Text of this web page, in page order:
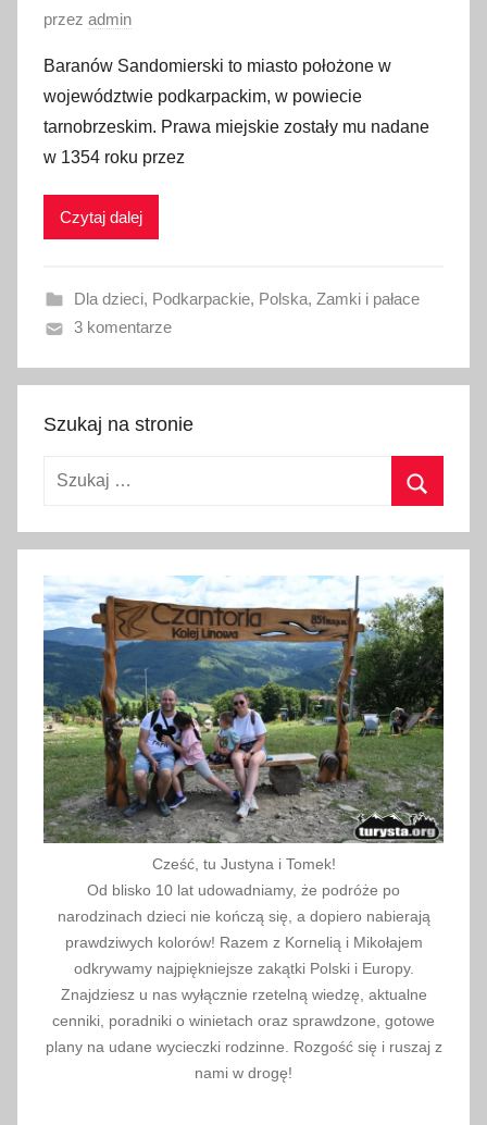
O
u
b
l
i
w
n
o
m
a
2
1
6
przez admin
Baranów Sandomierski to miasto położone w
województwie podkarpackim, w powiecie
tarnobrzeskim. Prawa miejskie zostały mu nadane
w 1354 roku przez
Czytaj dalej
Dla dzieci, Podkarpackie, Polska, Zamki i pałace
3 komentarze
Szukaj na stronie
Szukaj:
Cześć, tu Justyna i Tomek!
Od blisko 10 lat udowadniamy, że podróże po
narodzinach dzieci nie kończą się, a dopiero nabierają
prawdziwych kolorów! Razem z Kornelią i Mikołajem
odkrywamy najpiękniejsze zakątki Polski i Europy.
Znajdziesz u nas wyłącznie rzetelną wiedzę, aktualne
cenniki, poradniki o winietach oraz sprawdzone, gotowe
plany na udane wycieczki rodzinne. Rozgość się i ruszaj z
nami w drogę!